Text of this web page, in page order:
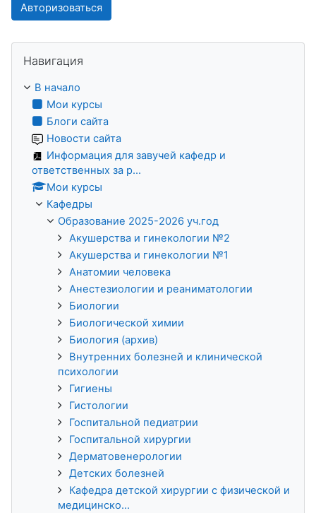
Авторизоваться
Навигация
В начало
Мои курсы
Блоги сайта
Новости сайта
Информация для завучей кафедр и
ответственных за р...
Мои курсы
Кафедры
Образование 2025-2026 уч.год
Акушерства и гинекологии №2
Акушерства и гинекологии №1
Анатомии человека
Анестезиологии и реаниматологии
Биологии
Биологической химии
Биология (архив)
Внутренних болезней и клинической
психологии
Гигиены
Гистологии
Госпитальной педиатрии
Госпитальной хирургии
Дерматовенерологии
Детских болезней
Кафедра детской хирургии с физической и
медицинско...